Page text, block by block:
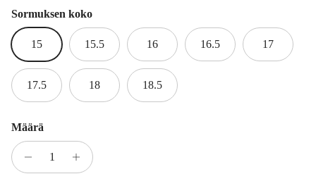
Sormuksen koko
15 15.5 16 16.5 17
17.5 18 18.5
Määrä